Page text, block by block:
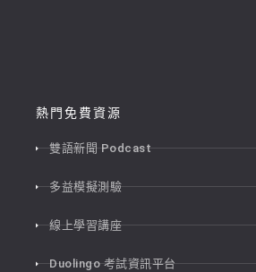
熱門免費資源
雙語新聞 Podcast
多益模擬測驗
線上學習講座
Duolingo 考試資訊平台